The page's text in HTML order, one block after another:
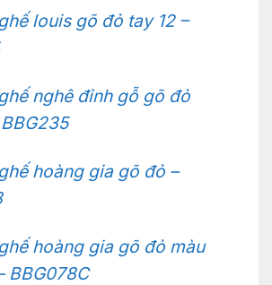
louis gõ đỏ tay 12 –
nghê đỉnh gỗ gõ đỏ
hoàng gia gõ đỏ –
hoàng gia gõ đỏ màu
BBG078C